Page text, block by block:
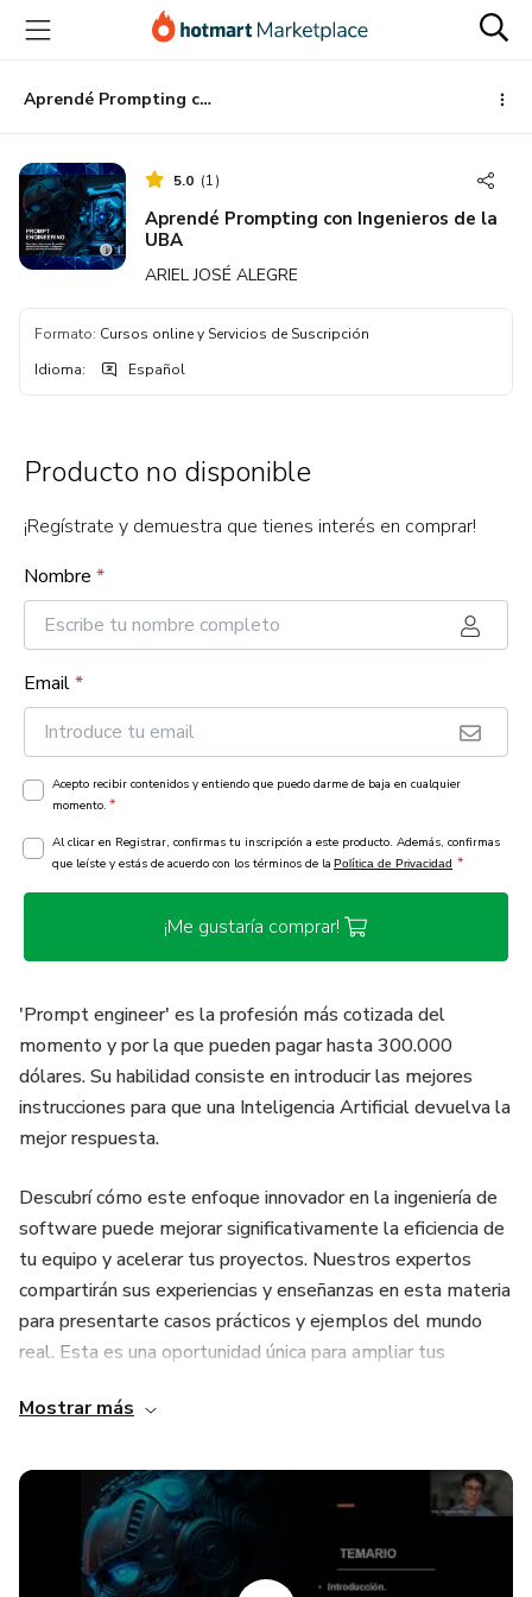
principal
página
de
página
Aprendé Prompting con Ingenieros de la UBA
5.0 (1)
Aprendé Prompting con Ingenieros de la
UBA
ARIEL JOSÉ ALEGRE
Formato: Cursos online y Servicios de Suscripción
Idioma: Español
Producto no disponible
¡Regístrate y demuestra que tienes interés en comprar!
Nombre *
Email*
Acepto recibir contenidos y entiendo que puedo darme de baja en cualquier
momento. *
Al clicar en Registrar, confirmas tu inscripción a este producto. Además, confirmas
que leíste y estás de acuerdo con los términos de la Política de Privacidad *
¡Me gustaría comprar!
'Prompt engineer' es la profesión más cotizada del
momento y por la que pueden pagar hasta 300.000
dólares. Su habilidad consiste en introducir las mejores
instrucciones para que una Inteligencia Artificial devuelva la
mejor respuesta.
Descubrí cómo este enfoque innovador en la ingeniería de
software puede mejorar significativamente la eficiencia de
tu equipo y acelerar tus proyectos. Nuestros expertos
compartirán sus experiencias y enseñanzas en esta materia
para presentarte casos prácticos y ejemplos del mundo
real. Esta es una oportunidad única para ampliar tus
altamente capacitados. ¡No te pierdas la oportunidad de
Temario compacto
Clase 1) Fundamentos de la IA y primera fórmula efectiva
Mostrar más